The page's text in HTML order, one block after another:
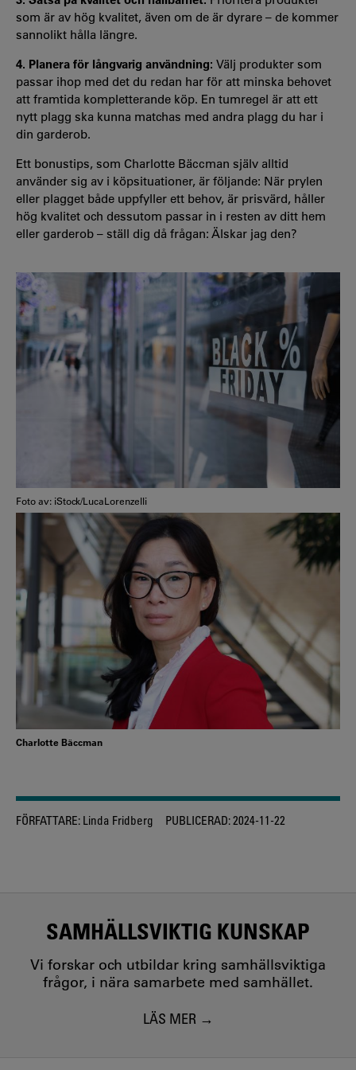
som är av hög kvalitet, även om de är dyrare – de kommer
sannolikt hålla längre.
4. Planera för långvarig användning: Välj produkter som
passar ihop med det du redan har för att minska behovet
att framtida kompletterande köp. En tumregel är att ett
nytt plagg ska kunna matchas med andra plagg du har i
din garderob.
Ett bonustips, som Charlotte Bäccman själv alltid
använder sig av i köpsituationer, är följande: När prylen
eller plagget både uppfyller ett behov, är prisvärd, håller
hög kvalitet och dessutom passar in i resten av ditt hem
eller garderob – ställ dig då frågan: Älskar jag den?
Foto av: iStock/LucaLorenzelli
Charlotte Bäccman
FÖRFATTARE: Linda Fridberg PUBLICERAD:2024-11-22
SAMHÄLLSVIKTIG KUNSKAP
Vi forskar och utbildar kring samhällsviktiga
frågor, i nära samarbete med samhället.
LÄS MER